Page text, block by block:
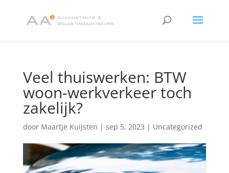
Veel thuiswerken: BTW
woon-werkverkeer toch
zakelijk?
door Maartje Kuijsten | sep 5, 2023 | Uncategorized